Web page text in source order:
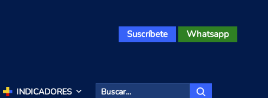
Suscríbete Whatsapp
INDICADORES